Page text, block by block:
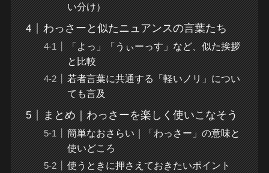
い分け）
わっさーと似たニュアンスの言葉たち
「よっ」「うぃーっす」など、似た挨拶
と比較
若者言葉に共通する「軽いノリ」につい
ても言及
まとめ｜わっさーを楽しく使いこなそう
簡単なおさらい｜「わっさー」の意味と
使いどころ
使うときに押さえておきたいポイント